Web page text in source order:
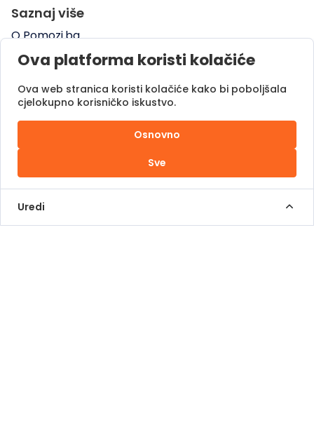
Saznaj više
O Pomozi.ba
Pogledaj kampanje
Pomozi.ba Novosti
Kontaktirajte nas
Kontakt Info
+387 62 839 000
info@pomoziba.org
Ova platforma koristi kolačiće
Ova web stranica koristi kolačiće kako bi poboljšala
cjelokupno korisničko iskustvo.
Osnovno
Sve
Uredi